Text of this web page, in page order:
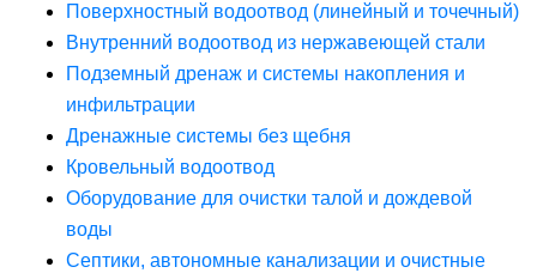
Поверхностный водоотвод (линейный и точечный)
Внутренний водоотвод из нержавеющей стали
Подземный дренаж и системы накопления и
инфильтрации
Дренажные системы без щебня
Кровельный водоотвод
Оборудование для очистки талой и дождевой
воды
Септики, автономные канализации и очистные